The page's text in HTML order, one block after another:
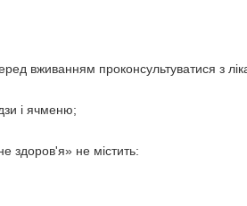
вживанням проконсультуватися з
і ячменю;
здоров'я» не містить: